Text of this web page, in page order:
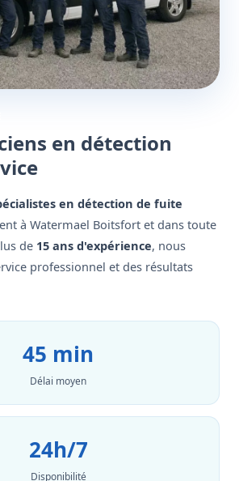
en détection
en détection de fuite
à Watermael Boitsfort et dans toute
de 15 ans d'expérience, nous
professionnel et des résultats
45 min
Délai moyen
24h/7
Disponibilité